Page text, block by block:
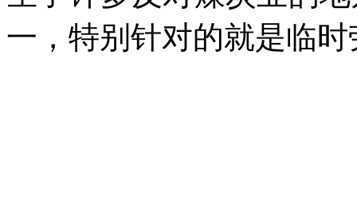
一，特别针对的就是临